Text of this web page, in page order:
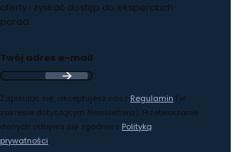
oferty i zyskać dostęp do eksperckich
porad.
Twój adres e-mail
Zapisując się, akceptujesz nasz Regulamin (w
zakresie dotyczącym Newslettera). Przetwarzanie
danych odbywa się zgodnie z Polityką
prywatności